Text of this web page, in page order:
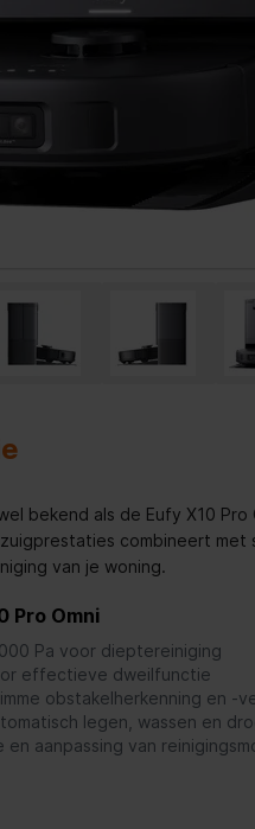
wel bekend als de Eufy X10
combineert met
van je woning.
Pro Omni
Pa voor dieptereiniging
effectieve dweilfunctie
obstakelherkenning en -
legen, wassen en
aanpassing van